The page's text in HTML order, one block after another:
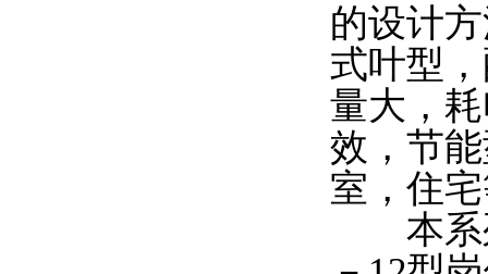
的设计
式叶型
量大，
效，节
室，住
本系列